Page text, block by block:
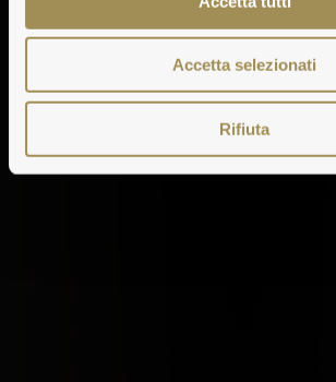
Accetta selezionati
Rifiuta